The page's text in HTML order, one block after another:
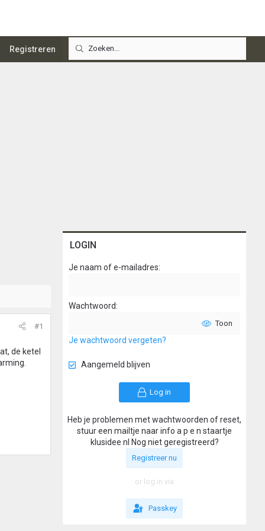
Registreren
#1
de ketel
LOGIN
Je naam of e-mailadres
Wachtwoord
Toon
Je wachtwoord vergeten?
Aangemeld blijven
Log in
Heb je problemen met wachtwoorden of reset,
stuur een mailtje naar info a p e n staartje
klusidee nl Nog niet geregistreerd?
Registreer nu
or log in via
Passkey